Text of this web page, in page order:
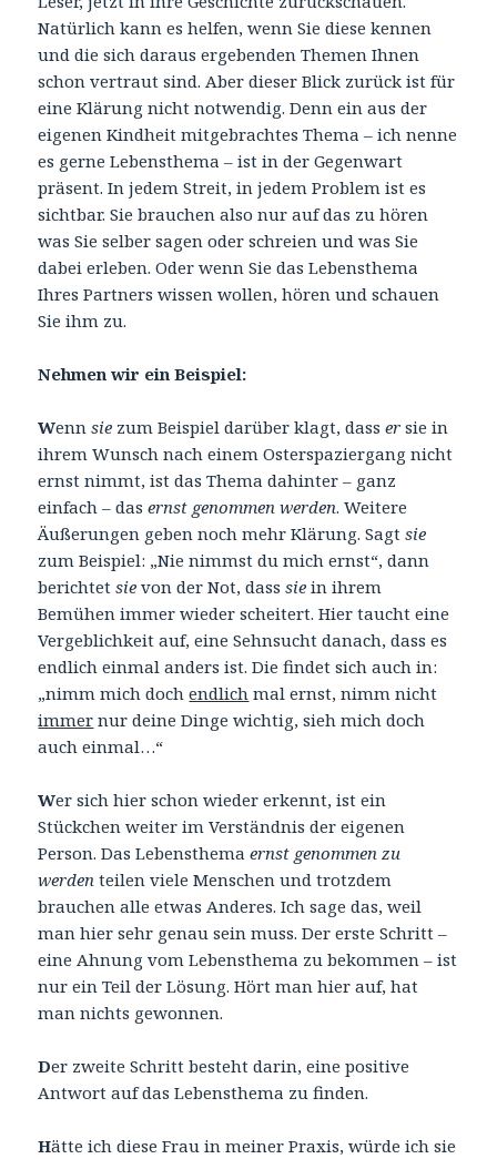
Natürlich kann es helfen, wenn Sie diese kennen
und die sich daraus ergebenden Themen Ihnen
schon vertraut sind. Aber dieser Blick zurück ist für
eine Klärung nicht notwendig. Denn ein aus der
eigenen Kindheit mitgebrachtes Thema – ich nenne
es gerne Lebensthema – ist in der Gegenwart
präsent. In jedem Streit, in jedem Problem ist es
sichtbar. Sie brauchen also nur auf das zu hören
was Sie selber sagen oder schreien und was Sie
dabei erleben. Oder wenn Sie das Lebensthema
Ihres Partners wissen wollen, hören und schauen
Sie ihm zu.
Nehmen wir ein Beispiel:
Wennsie zum Beispiel darüber klagt, dasser sie in
ihrem Wunsch nach einem Osterspaziergang nicht
ernst nimmt, ist das Thema dahinter – ganz
einfach – dasernst genommen werden. Weitere
Äußerungen geben noch mehr Klärung. Sagtsie
zum Beispiel: „Nie nimmst du mich ernst“, dann
berichtetsie von der Not, dasssie in ihrem
Bemühen immer wieder scheitert. Hier taucht eine
Vergeblichkeit auf, eine Sehnsucht danach, dass es
endlich einmal anders ist. Die findet sich auch in:
„nimm mich dochendlich mal ernst, nimm nicht
immer nur deine Dinge wichtig, sieh mich doch
auch einmal…“
Wer sich hier schon wieder erkennt, ist ein
Stückchen weiter im Verständnis der eigenen
Person. Das Lebensthemaernst genommen zu
werden teilen viele Menschen und trotzdem
brauchen alle etwas Anderes. Ich sage das, weil
man hier sehr genau sein muss. Der erste Schritt –
eine Ahnung vom Lebensthema zu bekommen – ist
nur ein Teil der Lösung. Hört man hier auf, hat
man nichts gewonnen.
Der zweite Schritt besteht darin, eine positive
Antwort auf das Lebensthema zu finden.
Hätte ich diese Frau in meiner Praxis, würde ich sie